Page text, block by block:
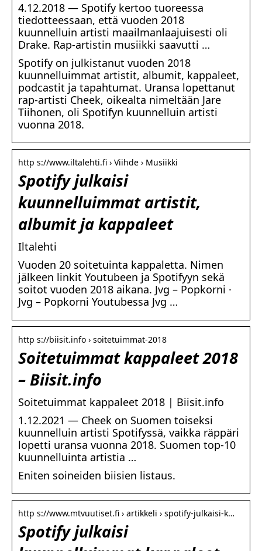
4.12.2018 — Spotify kertoo tuoreessa
tiedotteessaan, että vuoden 2018
kuunnelluin artisti maailmanlaajuisesti oli
Drake. Rap-artistin musiikki saavutti …
Spotify on julkistanut vuoden 2018
kuunnelluimmat artistit, albumit, kappaleet,
podcastit ja tapahtumat. Uransa lopettanut
rap-artisti Cheek, oikealta nimeltään Jare
Tiihonen, oli Spotifyn kuunnelluin artisti
vuonna 2018.
http s://www.iltalehti.fi › Viihde › Musiikki
Spotify julkaisi
kuunnelluimmat artistit,
albumit ja kappaleet
Iltalehti
Vuoden 20 soitetuinta kappaletta. Nimen
jälkeen linkit Youtubeen ja Spotifyyn sekä
soitot vuoden 2018 aikana. Jvg – Popkorni ·
Jvg – Popkorni Youtubessa Jvg …
http s://biisit.info › soitetuimmat-2018
Soitetuimmat kappaleet 2018
– Biisit.info
Soitetuimmat kappaleet 2018 | Biisit.info
1.12.2021 — Cheek on Suomen toiseksi
kuunnelluin artisti Spotifyssä, vaikka räppäri
lopetti uransa vuonna 2018. Suomen top-10
kuunnelluinta artistia …
Eniten soineiden biisien listaus.
http s://www.mtvuutiset.fi › artikkeli › spotify-julkaisi-k…
Spotify julkaisi